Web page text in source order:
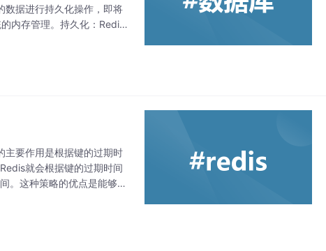
数据进行持久化操作，即将
内存管理。持久化：Redis
要作用是根据键的过期时
就会根据键的过期时间
。这种策略的优点是能够有